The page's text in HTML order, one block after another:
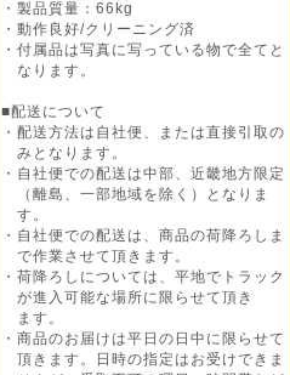
・製品質量：66kg
・動作良好/クリーニング済
・付属品は写真に写っている物で全てと
なります。
■配送について
・配送方法は自社便、または直接引取の
みとなります。
・自社便での配送は中部、近畿地方限定
（離島、一部地域を除く）となりま
す。
・自社便での配送は、商品の荷降ろしま
で作業させて頂きます。
・荷降ろしについては、平地でトラック
が進入可能な場所に限らせて頂き
ます。
・商品のお届けは平日の日中に限らせて
頂きます。日時の指定はお受けできま